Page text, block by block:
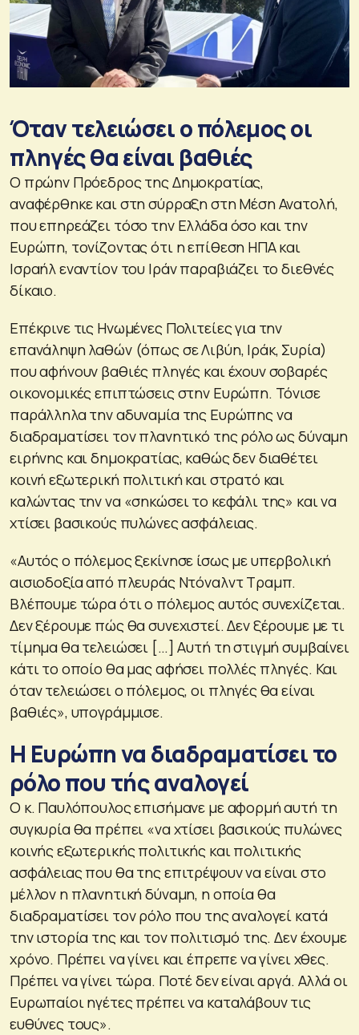
Όταν τελειώσει ο πόλεμος οι
πληγές θα είναι βαθιές
Ο πρώην Πρόεδρος της Δημοκρατίας,
αναφέρθηκε και στη σύρραξη στη Μέση Ανατολή,
που επηρεάζει τόσο την Ελλάδα όσο και την
Ευρώπη, τονίζοντας ότι η επίθεση ΗΠΑ και
Ισραήλ εναντίον του Ιράν παραβιάζει το διεθνές
δίκαιο.
Επέκρινε τις Ηνωμένες Πολιτείες για την
επανάληψη λαθών (όπως σε Λιβύη, Ιράκ, Συρία)
που αφήνουν βαθιές πληγές και έχουν σοβαρές
οικονομικές επιπτώσεις στην Ευρώπη. Τόνισε
παράλληλα την αδυναμία της Ευρώπης να
διαδραματίσει τον πλανητικό της ρόλο ως δύναμη
ειρήνης και δημοκρατίας, καθώς δεν διαθέτει
κοινή εξωτερική πολιτική και στρατό και
καλώντας την να «σηκώσει το κεφάλι της» και να
χτίσει βασικούς πυλώνες ασφάλειας.
«Αυτός ο πόλεμος ξεκίνησε ίσως με υπερβολική
αισιοδοξία από πλευράς Ντόναλντ Τραμπ.
Βλέπουμε τώρα ότι ο πόλεμος αυτός συνεχίζεται.
Δεν ξέρουμε πώς θα συνεχιστεί. Δεν ξέρουμε με τι
τίμημα θα τελειώσει […] Αυτή τη στιγμή συμβαίνει
κάτι το οποίο θα μας αφήσει πολλές πληγές. Και
όταν τελειώσει ο πόλεμος, οι πληγές θα είναι
βαθιές», υπογράμμισε.
Η Ευρώπη να διαδραματίσει το
ρόλο που τής αναλογεί
Ο κ. Παυλόπουλος επισήμανε με αφορμή αυτή τη
συγκυρία θα πρέπει «να χτίσει βασικούς πυλώνες
κοινής εξωτερικής πολιτικής και πολιτικής
ασφάλειας που θα της επιτρέψουν να είναι στο
μέλλον η πλανητική δύναμη, η οποία θα
διαδραματίσει τον ρόλο που της αναλογεί κατά
την ιστορία της και τον πολιτισμό της. Δεν έχουμε
χρόνο. Πρέπει να γίνει και έπρεπε να γίνει χθες.
Πρέπει να γίνει τώρα. Ποτέ δεν είναι αργά. Αλλά οι
Ευρωπαίοι ηγέτες πρέπει να καταλάβουν τις
ευθύνες τους».